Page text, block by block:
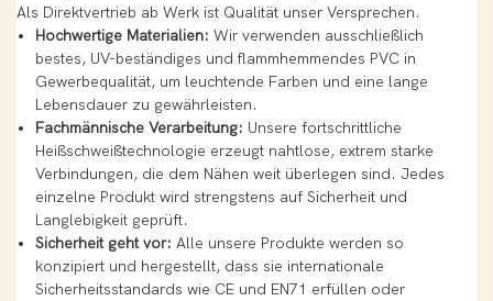
Als Direktvertrieb ab Werk ist Qualität unser Versprechen.
Hochwertige Materialien: Wir verwenden ausschließlich
bestes, UV-beständiges und flammhemmendes PVC in
Gewerbequalität, um leuchtende Farben und eine lange
Lebensdauer zu gewährleisten.
Fachmännische Verarbeitung: Unsere fortschrittliche
Heißschweißtechnologie erzeugt nahtlose, extrem starke
Verbindungen, die dem Nähen weit überlegen sind. Jedes
einzelne Produkt wird strengstens auf Sicherheit und
Langlebigkeit geprüft.
Sicherheit geht vor: Alle unsere Produkte werden so
konzipiert und hergestellt, dass sie internationale
Sicherheitsstandards wie CE und EN71 erfüllen oder